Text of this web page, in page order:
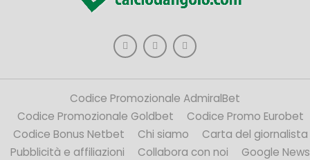
Codice Promozionale AdmiralBet
Codice Promozionale Goldbet
Codice Promo Eurobet
Codice Bonus Netbet
Chi siamo
Carta del giornalista
Pubblicità e affiliazioni
Collabora con noi Google News